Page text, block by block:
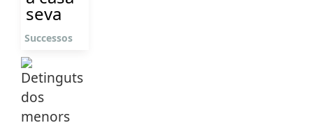
seva
Successos